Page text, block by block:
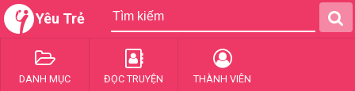
Yêu Trẻ
DANH MỤC ĐỌC TRUYỆN THÀNH VIÊN